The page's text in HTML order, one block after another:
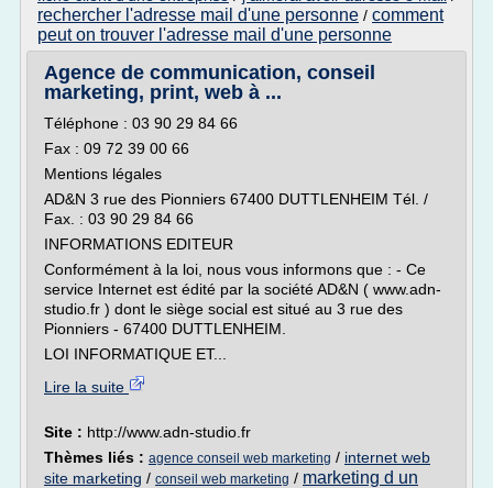
rechercher l'adresse mail d'une personne / comment
peut on trouver l'adresse mail d'une personne
Agence de communication, conseil
marketing, print, web à ...
Téléphone : 03 90 29 84 66
Fax : 09 72 39 00 66
Mentions légales
AD&N 3 rue des Pionniers 67400 DUTTLENHEIM Tél. /
Fax. : 03 90 29 84 66
INFORMATIONS EDITEUR
Conformément à la loi, nous vous informons que : - Ce
service Internet est édité par la société AD&N ( www.adn-
studio.fr ) dont le siège social est situé au 3 rue des
Pionniers - 67400 DUTTLENHEIM.
LOI INFORMATIQUE ET...
Lire la suite
Site : http://www.adn-studio.fr
Thèmes liés : agence conseil web marketing / internet web
site marketing / conseil web marketing / marketing d un